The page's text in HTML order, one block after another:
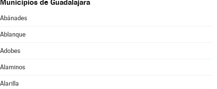
Municipios de Guadalajara
Abánades
Ablanque
Adobes
Alaminos
Alarilla